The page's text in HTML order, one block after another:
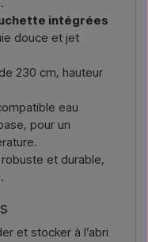
intégrées
douce et jet
230 cm, hauteur
eau
pour un
et durable,
et stocker à l’abri